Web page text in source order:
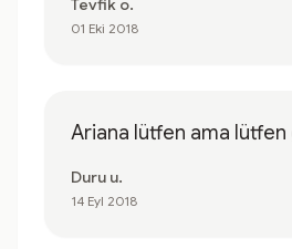
Tevfik o.
01 Eki 2018
Ariana lütfen ama lütfen
Duru u.
14 Eyl 2018